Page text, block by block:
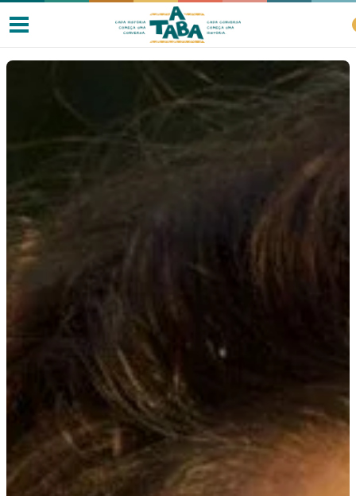
Resenhas
Clube de Leitores
Listas
Como ler?
Na família
Colunas